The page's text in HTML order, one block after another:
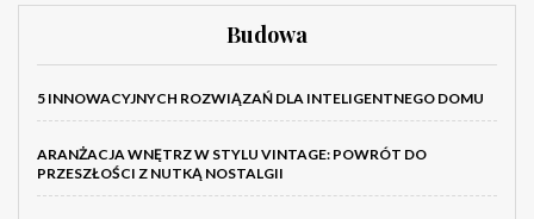
Budowa
5 INNOWACYJNYCH ROZWIĄZAŃ DLA INTELIGENTNEGO DOMU
ARANŻACJA WNĘTRZ W STYLU VINTAGE: POWRÓT DO
PRZESZŁOŚCI Z NUTKĄ NOSTALGII